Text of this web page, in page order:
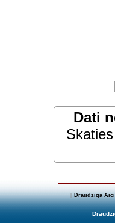
Dati
[Draudzīgā